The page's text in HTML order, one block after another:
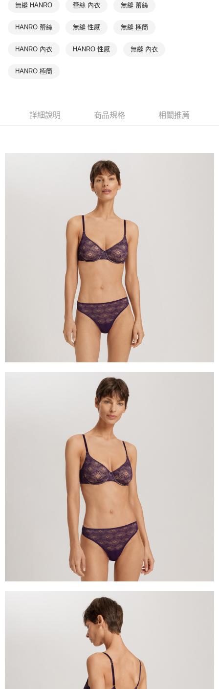
宅配
無縫 HANRO 蕾絲 內衣 無縫 蕾絲
HANRO 蕾絲 無縫 性感 無縫 極簡
HANRO 內衣 HANRO 性感 無縫 內衣
HANRO 極簡
詳細說明 商品規格 相關推薦